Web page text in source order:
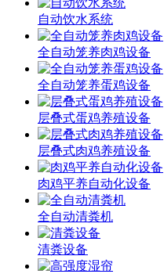
自动饮水系统
全自动笼养肉鸡设备
全自动笼养蛋鸡设备
层叠式蛋鸡养殖设备
层叠式肉鸡养殖设备
肉鸡平养自动化设备
全自动清粪机
清粪设备